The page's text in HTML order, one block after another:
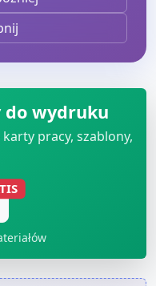
do wydruku
pracy, szablony,